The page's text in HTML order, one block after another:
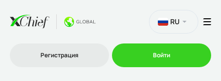
RU
Регистрация Войти